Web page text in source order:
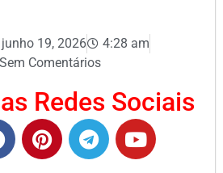
junho 19, 2026
4:28 am
Sem Comentários
Redes Sociais